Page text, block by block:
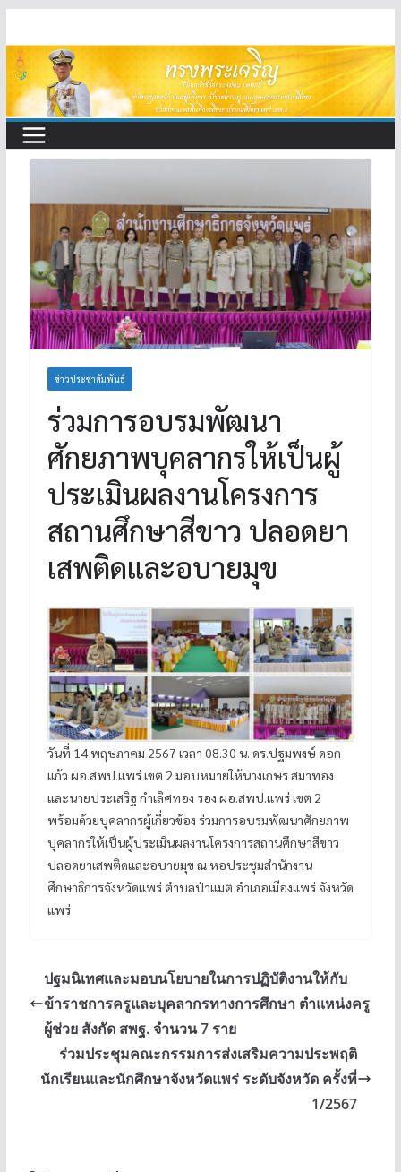
to
content
ข่าวประชาสัมพันธ์
ร่วมการอบรมพัฒนา
ศักยภาพบุคลากรให้เป็นผู้
ประเมินผลงานโครงการ
สถานศึกษาสีขาว ปลอดยา
เสพติดและอบายมุข
วันที่ 14 พฤษภาคม 2567 เวลา 08.30 น. ดร.ปฐมพงษ์ ดอก
แก้ว ผอ.สพป.แพร่ เขต 2 มอบหมายให้นางเกษร สมาทอง
และนายประเสริฐ กำเลิศทอง รอง ผอ.สพป.แพร่ เขต 2
พร้อมด้วยบุคลากรผู้เกี่ยวข้อง ร่วมการอบรมพัฒนาศักยภาพ
บุคลากรให้เป็นผู้ประเมินผลงานโครงการสถานศึกษาสีขาว
ปลอดยาเสพติดและอบายมุข ณ หอประชุมสำนักงาน
ศึกษาธิการจังหวัดแพร่ ตำบลป่าแมต อำเภอเมืองแพร่ จังหวัด
แพร่
ปฐมนิเทศและมอบนโยบายในการปฏิบัติงานให้กับ
ข้าราชการครูและบุคลากรทางการศึกษา ตำแหน่งครู
ผู้ช่วย สังกัด สพฐ. จำนวน 7 ราย
ร่วมประชุมคณะกรรมการส่งเสริมความประพฤติ
นักเรียนและนักศึกษาจังหวัดแพร่ ระดับจังหวัด ครั้งที่
1/2567